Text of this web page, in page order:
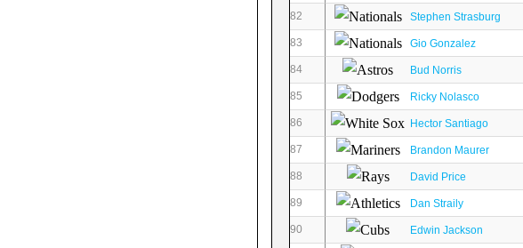
82 Stephen Strasburg
83 Gio Gonzalez
84 Bud Norris
85 Ricky Nolasco
86 Hector Santiago
87 Brandon Maurer
88 David Price
89 Dan Straily
90 Edwin Jackson